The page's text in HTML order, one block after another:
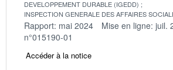
DEVELOPPEMENT DURABLE (IGEDD)
INSPECTION GENERALE DES AFFAIRES
Rapport: mai 2024 Mise en ligne: juil.
n°015190-01
Accéder à la notice